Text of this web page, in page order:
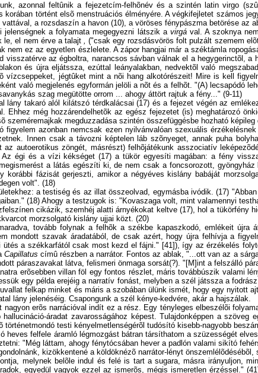
azonnal feltûnik a fejezetcím-felhõnév és a szintén latin virgo
történt elsõ menstruációs élményére. A végkifejletet számos
a rozsdaszín a havon (10), a vöröses fénypászma betörése
jelenségnek a folyamata megegyezni látszik a virgával. A szoknya
le, el nem érve a talajt , ("csak egy rozsdásvörös folt pulzált szemem
nem ez az egyetlen észlelete. A zápor hangjai már a széktámla
visszatérve az égboltra, narancsos sávban válnak el a
és újra eljátssza, ezúttal leányalakban, nedvektõl való
vízcseppeket, jégtûket mint a nõi hang alkotórészeit! Mire is kell
való megjelenés egyformán jelöli a nõt és a felhõt. "(A) lecsapódó
szag megütötte orrom ... ahogy áttört rajtuk a fény..." (9-11)
lány takaró alól kilátszó térdkalácsai (17) és a fejezet végén az
Ehhez még hozzárendelhetõk az egész fejezetet (is) meghatározó
szeméremajkak megduzzadása szintén összefüggésbe hozható
figyelem azonban nemcsak ezen nyilvánvalóan szexuális
Innen csak a távozni képtelen láb szõnyeget, annak puha
az autoerotikus zöngét, másrészt) felhõjátékunk asszociatív
égi és a vízi kékséget (17) a tükör egyesíti magában: a fény
a látás egészíti ki, de nem csak a foncsorozott,
korábbi fázisát gerjeszti, amikor a négyéves kislány babáját
volt". (18)
a testiség és az illat összeolvad, egymásba ivódik. (17)
(18) Ahogy a testzugok is: "Kovaszaga volt, mint valamennyi
cikázik, szemhéj alatti árnyékokat keltve (17), hol a tükörfény
morzsolgató kislány ujjai közt. (20)
tovább folynak a felhõk a székbe kapaszkodó, emlékeit
mondott szavak áradatából, de csak azért, hogy újra felhívja a
a székkarfától csak most kezd el fájni." [41]), így az érzékelés
Capillatus címû részben a narrátor. Fontos az ablak, "...ott van az a
páraszavakat látva, felismeri önmaga sorsát(?). "[M]int a felszálló
erõsebben villan föl egy fontos részlet, máris továbbúszik valami
egy példa erejéig a narratív fonást, melyben a szél játssza a
felkap minket és máris a szobában ülünk ismét, hogy egy nyitott
lány jelenéséig. Csapongunk a szél kénye-kedvére, akár a hajszálak.
nagyon erõs narrációval indít ez a rész. Egy tényleges elbeszélõi
áradat zavarosságához képest. Tulajdonképpen a
testi kényelmetlenségérõl tudósító kisebb-nagyobb
heves felfele áramló légmozgást bátran társíthatom a szüzességét
"Még láttam, ahogy fénytócsában hever a padlón valami sikító
kizökkentené a köldöknézõ narrátor-lényt
melynek belõle indul és felé is tart a sugara, másra irányuljon,
egyedül vagyok ezzel az ismerõs, mégis ismeretlen érzéssel."